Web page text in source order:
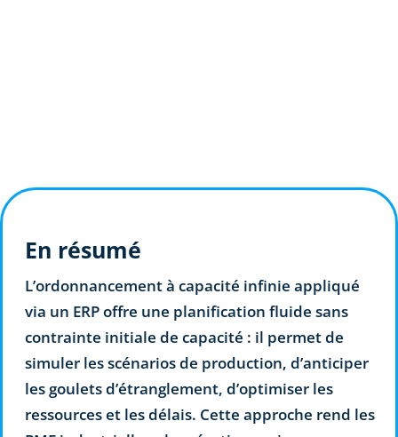
En résumé
L’ordonnancement à capacité infinie appliqué
via un ERP offre une planification fluide sans
contrainte initiale de capacité : il permet de
simuler les scénarios de production, d’anticiper
les goulets d’étranglement, d’optimiser les
ressources et les délais. Cette approche rend les